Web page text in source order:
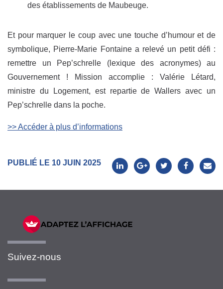
des établissements de Maubeuge.
Et pour marquer le coup avec une touche d’humour et de
symbolique, Pierre-Marie Fontaine a relevé un petit défi :
remettre un Pep’schrelle (lexique des acronymes) au
Gouvernement ! Mission accomplie : Valérie Létard,
ministre du Logement, est repartie de Wallers avec un
Pep’schrelle dans la poche.
>> Accéder à plus d’informations
PUBLIÉ LE 10 JUIN 2025
Suivez-nous